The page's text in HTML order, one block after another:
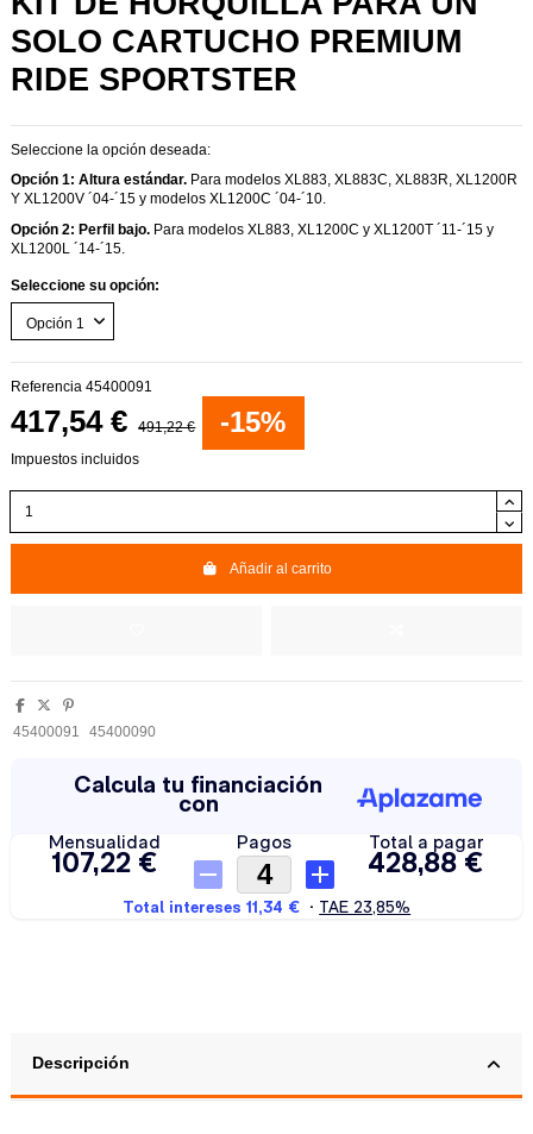
SOLO CARTUCHO PREMIUM
RIDE SPORTSTER
Seleccione la opción deseada:
Opción 1: Altura estándar. Para modelos XL883, XL883C, XL883R, XL1200R
Y XL1200V ´04-´15 y modelos XL1200C ´04-´10.
Opción 2: Perfil bajo. Para modelos XL883, XL1200C y XL1200T ´11-´15 y
XL1200L ´14-´15.
Seleccione su opción:
Referencia 45400091
417,54 € 491,22 € -15%
Impuestos incluidos
Añadir al carrito
45400091 45400090
Descripción